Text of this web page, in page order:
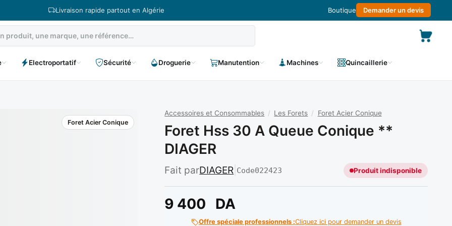
Livraison rapide partout en Algérie Boutique Demander un devis
Electroportatif Sécurité Droguerie Manutention Machines Quincaillerie
Foret Acier Conique
Accessoires et Consommables / Les Forets / Foret Acier Conique
Foret Hss 30 A Queue Conique **
DIAGER
Fait parDIAGER Code022423 Produit indisponible
9 400 DA
Offre spéciale professionnels :Cliquez ici pour demander un devis